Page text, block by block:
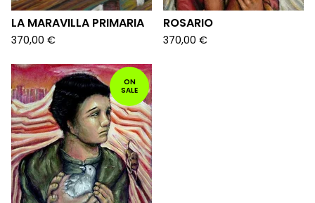
LA MARAVILLA PRIMARIA
370,00 €
ROSARIO
370,00 €
ON
SALE